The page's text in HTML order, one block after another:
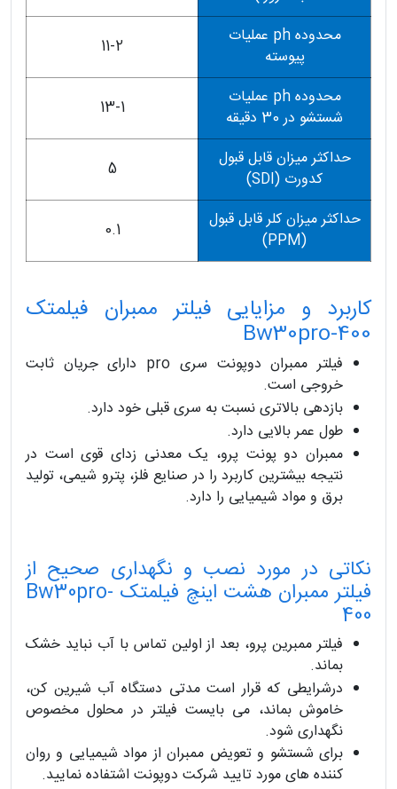
محدوده ph عملیات
پیوسته
11-2
محدوده ph عملیات
شستشو در 30 دقیقه
13-1
حداکثر میزان قابل قبول
کدورت (SDI)
5
حداکثر میزان کلر قابل قبول
(PPM)
0.1
کاربرد و مزایایی فیلتر ممبران فیلمتک
Bw30pro-400
فیلتر ممبران دوپونت سری pro دارای جریان ثابت
خروجی است.
بازدهی بالاتری نسبت به سری قبلی خود دارد.
طول عمر بالایی دارد.
ممبران دو پونت پرو، یک معدنی زدای قوی است در
نتیجه بیشترین کاربرد را در صنایع فلز، پترو شیمی، تولید
برق و مواد شیمیایی را دارد.
نکاتی در مورد نصب و نگهداری صحیح از
فیلتر ممبران هشت اینچ فیلمتک Bw30pro-
400
فیلتر ممبرین پرو، بعد از اولین تماس با آب نباید خشک
بماند.
درشرایطی که قرار است مدتی دستگاه آب شیرین کن،
خاموش بماند، می بایست فیلتر در محلول مخصوص
نگهداری شود.
برای شستشو و تعویض ممبران از مواد شیمیایی و روان
کننده های مورد تایید شرکت دوپونت اشتفاده نمایید.